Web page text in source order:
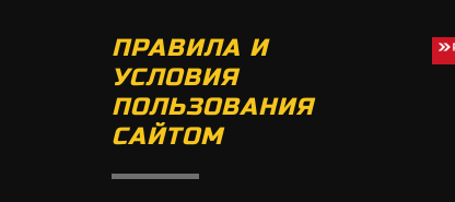
ПРАВИЛА И
УСЛОВИЯ
ПОЛЬЗОВАНИЯ
САЙТОМ